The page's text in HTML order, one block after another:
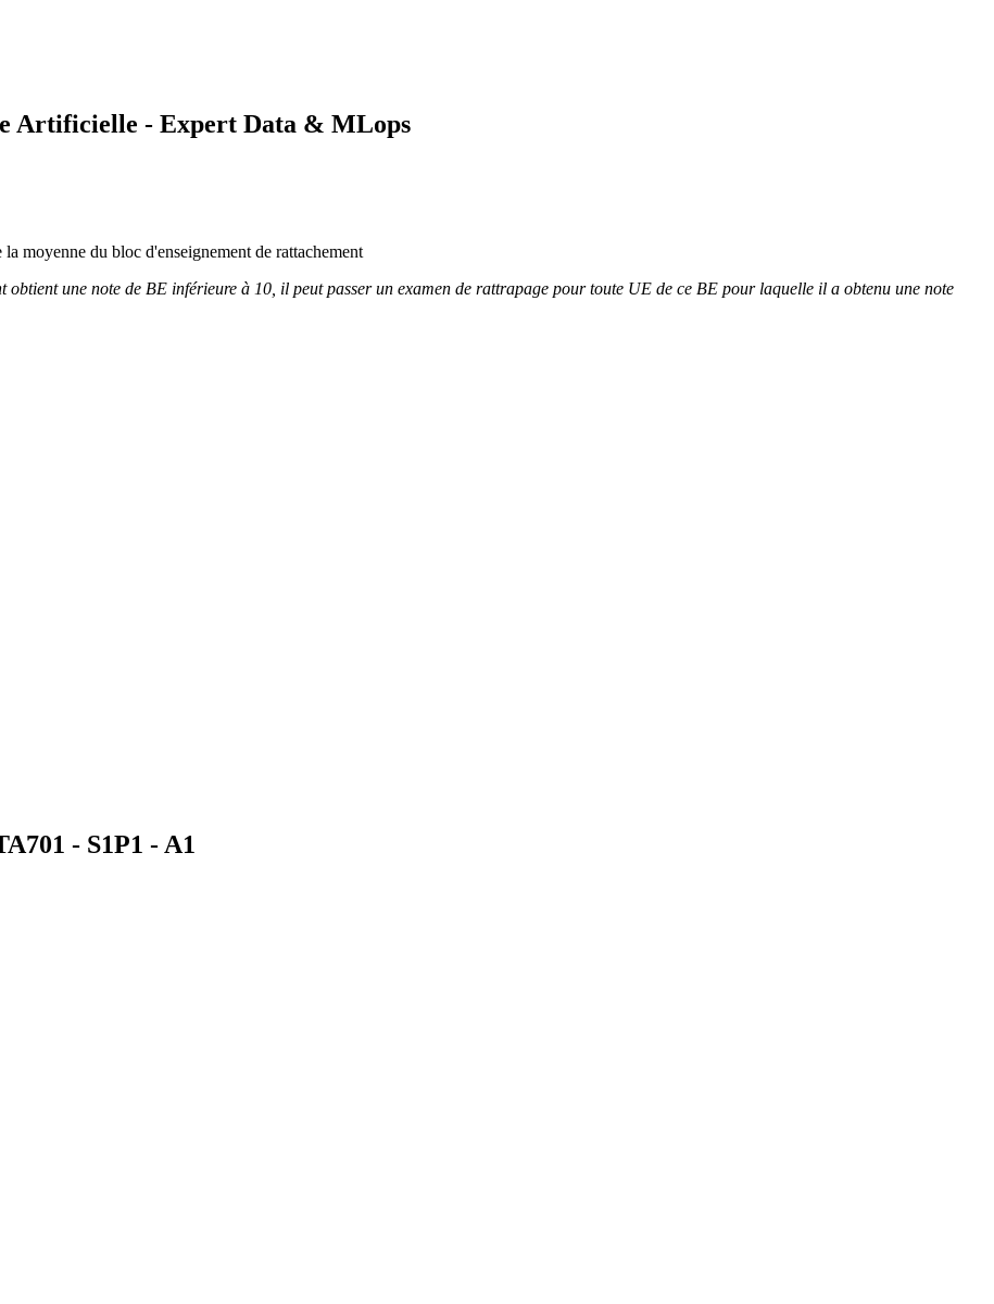
Artificielle - Expert Data & MLops
moyenne du bloc d'enseignement de rattachement
obtient une note de BE inférieure à 10, il peut passer un examen de rattrapage pour toute UE de ce BE pour laquelle il a obtenu une note
- S1P1 -A1